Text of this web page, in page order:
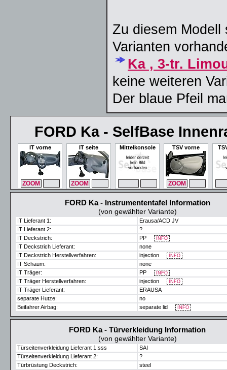
Zu diesem Modell
Varianten
Ka , 3-tr.
keine weiteren
Der blaue Pfeil
FORD Ka - SelfBase
IT vorne
ZOOM
IT seite
ZOOM
Mittelkonsole TSV vorne
ZOOM
FORD Ka - Instrumententafel Information
(von gewählter Variante)
Erausa/ACD JV
IT Lieferant 1:
?
IT Lieferant 2:
PP
INFO
IT Deckstrich:
none
IT Deckstrich Lieferant:
injection
INFO
IT Deckstrich Herstellverfahren:
none
IT Schaum:
PP
INFO
IT Träger:
injection
INFO
IT Träger Herstellverfahren:
ERAUSA
IT Träger Lieferant:
no
separate Hutze:
separate lid
INFO
Beifahrer Airbag:
FORD Ka - Türverkleidung Information
(von gewählter Variante)
SAI
Türseitenverkleidung Lieferant 1:sss
?
Türseitenverkleidung Lieferant 2:
steel
Türbrüstung Deckstrich: